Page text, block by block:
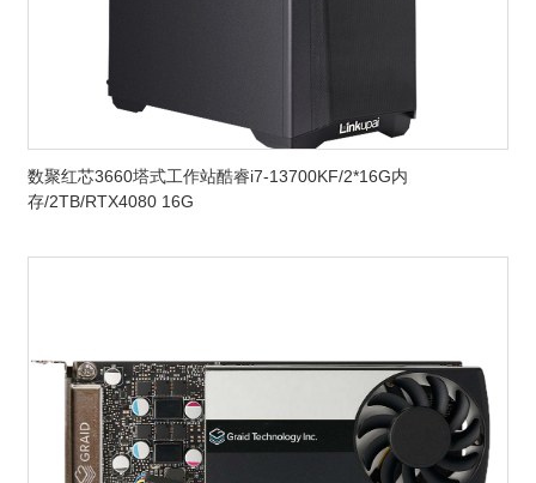
数聚红芯3660塔式工作站酷睿i7-13700KF/2*16G内
存/2TB/RTX4080 16G